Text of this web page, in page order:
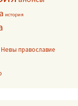
история
Невы православие